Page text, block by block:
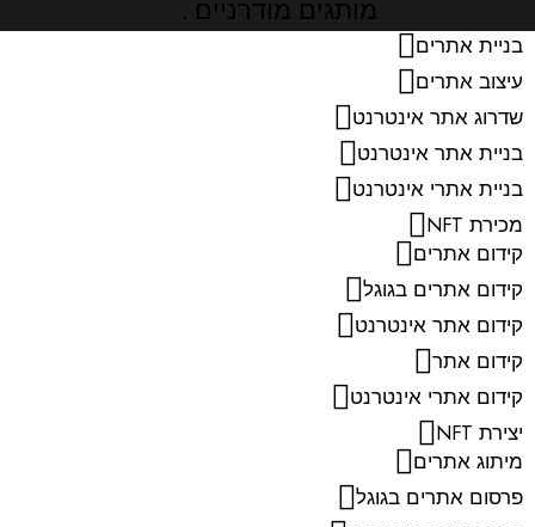
מותגים מודרניים .
בניית אתרים
עיצוב אתרים
שדרוג אתר אינטרנט
בניית אתר אינטרנט
בניית אתרי אינטרנט
מכירת NFT
קידום אתרים
קידום אתרים בגוגל
קידום אתר אינטרנט
קידום אתר
קידום אתרי אינטרנט
יצירת NFT
מיתוג אתרים
פרסום אתרים בגוגל